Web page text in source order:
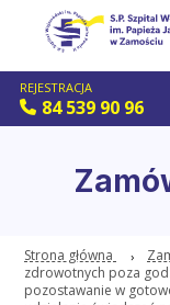
REJESTRACJA
84 539 90 96
Strona główna
zdrowotnych poza
pozostawanie w